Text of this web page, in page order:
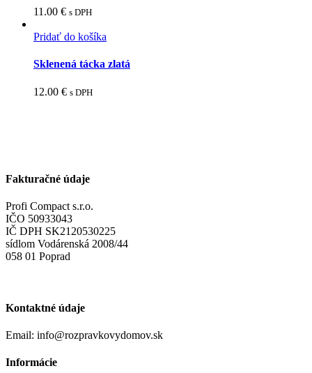
11.00 € s DPH
Pridať do košíka
Sklenená tácka zlatá
12.00 € s DPH
Fakturačné údaje
Profi Compact s.r.o.
IČO 50933043
IČ DPH SK2120530225
sídlom Vodárenská 2008/44
058 01 Poprad
Kontaktné údaje
Email: info@rozpravkovydomov.sk
Informácie